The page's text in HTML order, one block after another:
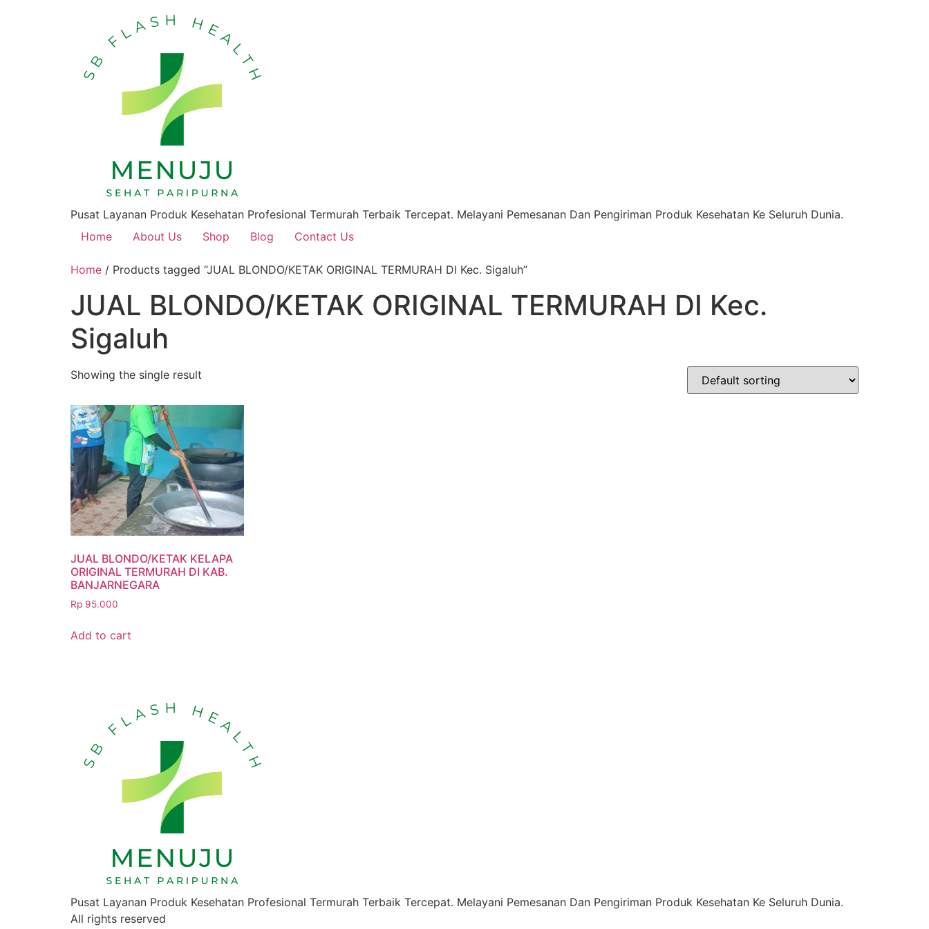
Pusat Layanan Produk Kesehatan Profesional Termurah Terbaik Tercepat. Melayani Pemesanan Dan Pengiriman Produk Kesehatan Ke Seluruh Dunia.
Home
About Us Shop Blog Contact Us
Home / Products tagged “JUAL BLONDO/KETAK ORIGINAL TERMURAH DI Kec. Sigaluh”
JUAL BLONDO/KETAK ORIGINAL TERMURAH DI Kec.
Sigaluh
Showing the single result
JUAL BLONDO/KETAK KELAPA
ORIGINAL TERMURAH DI KAB.
BANJARNEGARA
Rp 95.000
Add to cart
Pusat Layanan Produk Kesehatan Profesional Termurah Terbaik Tercepat. Melayani Pemesanan Dan Pengiriman Produk Kesehatan Ke Seluruh Dunia.
All rights reserved